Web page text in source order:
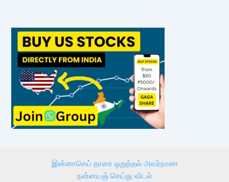
இன்னாசெய் தாரை ஒறுத்தல் அவர்நாண
நன்னயஞ் செய்து விடல்